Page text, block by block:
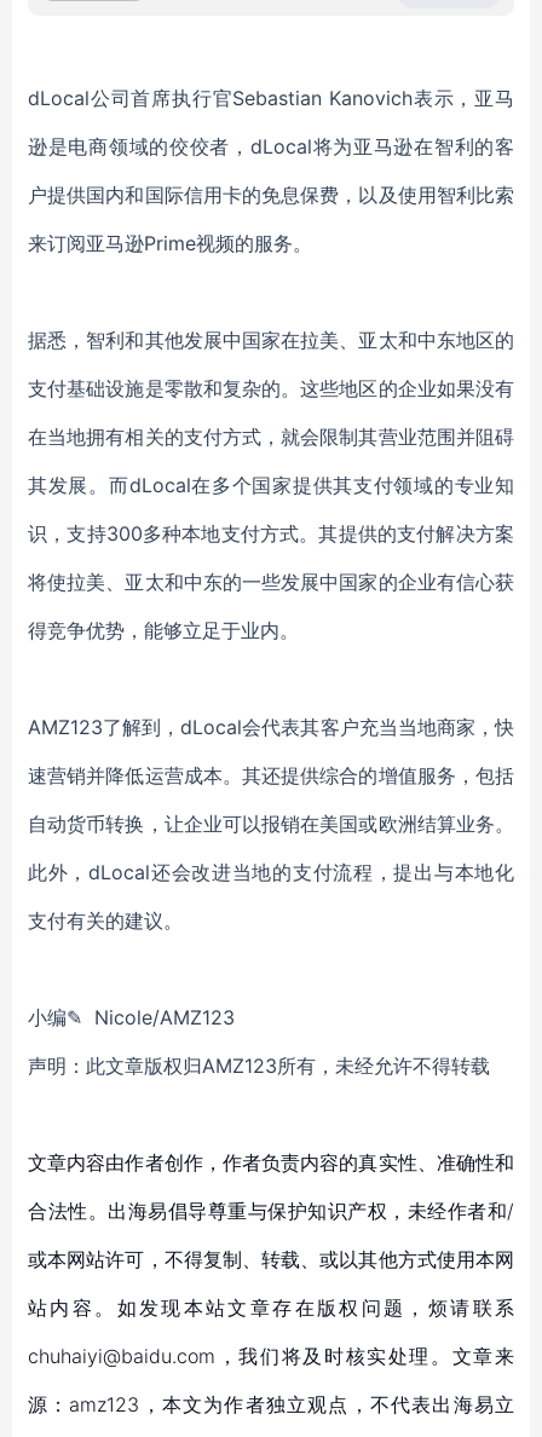
dLocal公司首席执行官Sebastian Kanovich表示，亚马
逊是电商领域的佼佼者，dLocal将为亚马逊在智利的客
户提供国内和国际信用卡的免息保费，以及使用智利比索
来订阅亚马逊Prime视频的服务。
据悉，智利和其他发展中国家在拉美、亚太和中东地区的
支付基础设施是零散和复杂的。这些地区的企业如果没有
在当地拥有相关的支付方式，就会限制其营业范围并阻碍
其发展。而dLocal在多个国家提供其支付领域的专业知
识，支持300多种本地支付方式。其提供的支付解决方案
将使拉美、亚太和中东的一些发展中国家的企业有信心获
得竞争优势，能够立足于业内。
AMZ123了解到，dLocal会代表其客户充当当地商家，快
速营销并降低运营成本。其还提供综合的增值服务，包括
自动货币转换，让企业可以报销在美国或欧洲结算业务。
此外，dLocal还会改进当地的支付流程，提出与本地化
支付有关的建议。
小编✎ Nicole/AMZ123
声明：此文章版权归AMZ123所有，未经允许不得转载
文章内容由作者创作，作者负责内容的真实性、准确性和
合法性。出海易倡导尊重与保护知识产权，未经作者和/
或本网站许可，不得复制、转载、或以其他方式使用本网
站内容。如发现本站文章存在版权问题，烦请联系
chuhaiyi@baidu.com，我们将及时核实处理。文章来
源：amz123，本文为作者独立观点，不代表出海易立